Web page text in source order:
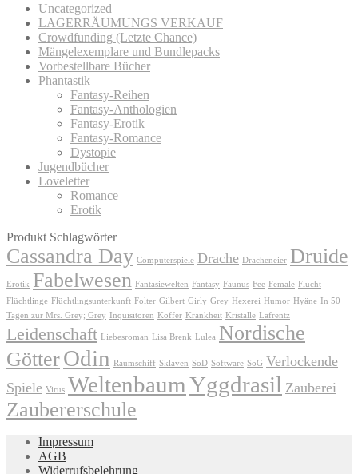
Uncategorized
LAGERRÄUMUNGS VERKAUF
Crowdfunding (Letzte Chance)
Mängelexemplare und Bundlepacks
Vorbestellbare Bücher
Phantastik
Fantasy-Reihen
Fantasy-Anthologien
Fantasy-Erotik
Fantasy-Romance
Dystopie
Jugendbücher
Loveletter
Romance
Erotik
Produkt Schlagwörter
Cassandra Day Computerspiele Drache Dracheneier Druide
Erotik Fabelwesen Fantasiewelten Fantasy Faunus Fee Female Flucht
Flüchtlinge Flüchtlingsunterkunft Folter Gilbert Girly Grey Hexerei Humor Hyäne In 50
Tagen zur Mrs. Grey; Grey
Inquisitoren Koffer Krankheit Kristalle Lafrentz
Leidenschaft Liebesroman Lisa Brenk Lulea Nordische
GötterOdin Raumschiff Sklaven SoD Software SoG Verlockende
Spiele Virus WeltenbaumYggdrasil Zauberei
Zaubererschule
Impressum
AGB
Widerrufsbelehrung